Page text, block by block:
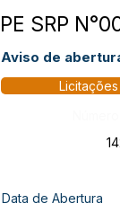
PE SRP
Aviso de
Licitações
Data de Abertura